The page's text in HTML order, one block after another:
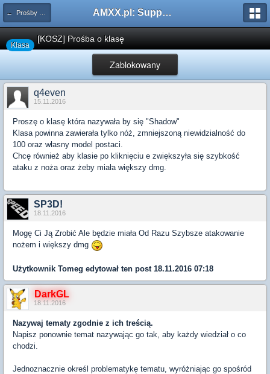
← Prośby o Klasę/Perk AMXX.pl: Support AMX Mod X i SourceMod
Klasa
[KOSZ] Prośba o klasę
Zablokowany
q4even
15.11.2016
Proszę o klasę która nazywała by się "Shadow"
Klasa powinna zawierała tylko nóż, zmniejszoną niewidzialność do
100 oraz własny model postaci.
Chcę również aby klasie po kliknięciu e zwiększyła się szybkość
ataku z noża oraz żeby miała większy dmg.
SP3D!
18.11.2016
Mogę Ci Ją Zrobić Ale będzie miała Od Razu Szybsze atakowanie
nożem i większy dmg
Użytkownik Tomeg edytował ten post 18.11.2016 07:18
DarkGL
18.11.2016
Nazywaj tematy zgodnie z ich treścią.
Napisz ponownie temat nazywając go tak, aby każdy wiedział o co
chodzi.
Jednoznacznie określ problematykę tematu, wyróżniając go spośród